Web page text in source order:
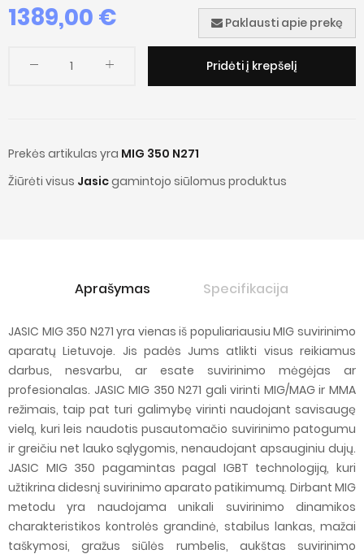
1389,00 € Paklausti apie prekę
Pridėti į krepšelį
Prekės artikulas yra MIG 350 N271
Žiūrėti visus Jasicgamintojo siūlomus produktus
Aprašymas Specifikacija
JASIC MIG 350 N271 yra vienas iš populiariausiu MIG suvirinimo
aparatų Lietuvoje. Jis padės Jums atlikti visus reikiamus
darbus, nesvarbu, ar esate suvirinimo mėgėjas ar
profesionalas. JASIC MIG 350 N271 gali virinti MIG/MAG ir MMA
režimais, taip pat turi galimybę virinti naudojant savisaugę
vielą, kuri leis naudotis pusautomačio suvirinimo patogumu
ir greičiu net lauko sąlygomis, nenaudojant apsauginiu dujų.
JASIC MIG 350 pagamintas pagal IGBT technologiją, kuri
užtikrina didesnį suvirinimo aparato patikimumą. Dirbant MIG
metodu yra naudojama unikali suvirinimo dinamikos
charakteristikos kontrolės grandinė, stabilus lankas, mažai
taškymosi, gražus siūlės rumbelis, aukštas suvirinimo